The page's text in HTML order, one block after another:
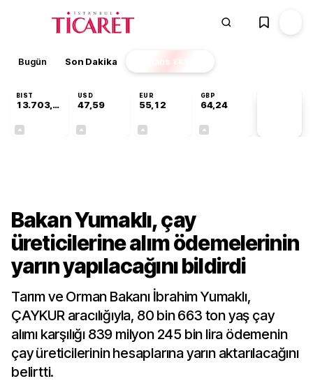
Bugün Son Dakika Finans EKSTRA
BIST
13.703,13
USD
47,59
EUR
55,12
GBP
64,24
Bakan Yumaklı, çay
üreticilerine alım ödemelerinin
yarın yapılacağını bildirdi
Tarım ve Orman Bakanı İbrahim Yumaklı,
ÇAYKUR aracılığıyla, 80 bin 663 ton yaş çay
alımı karşılığı 839 milyon 245 bin lira ödemenin
çay üreticilerinin hesaplarına yarın aktarılacağını
belirtti.